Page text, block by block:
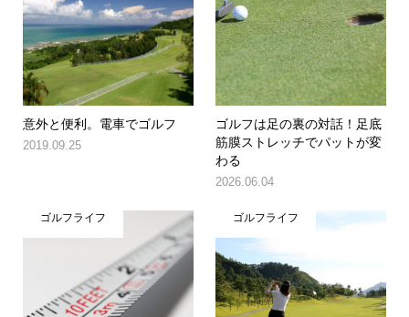
意外と便利。電車でゴルフ
2019.09.25
ゴルフは足の裏の対話！足底
筋膜ストレッチでパットが変
わる
2026.06.04
ゴルフライフ ゴルフライフ